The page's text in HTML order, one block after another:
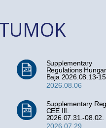
Supplementary
Regulations
Baja 2026.08.13-
2026.08.06
Supplementary
CEE III.
2026.07.31.-08.02.
2026.07.29